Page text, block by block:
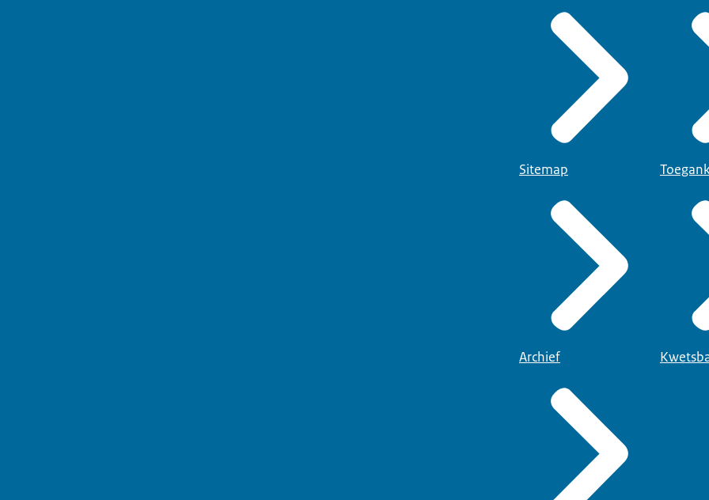
Sitemap
Archief